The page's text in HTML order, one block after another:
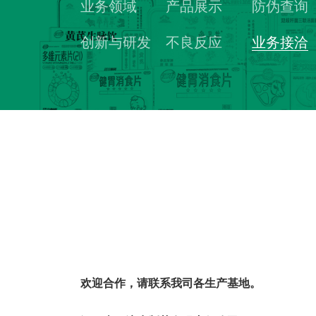
业务领域 产品展示 防伪查询
创新与研发 不良反应 业务接洽
欢迎合作，请联系我司各生产基地。